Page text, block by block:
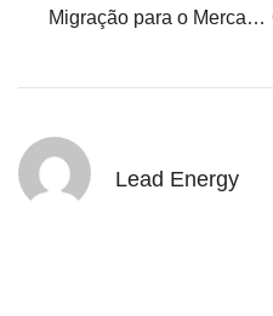
Migração para o Mercado Livre de Energia: Esperar 2024 ou não?
Lead Energy